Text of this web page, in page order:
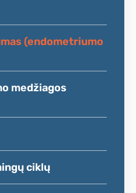
(endometriumo
medžiagos
ciklų